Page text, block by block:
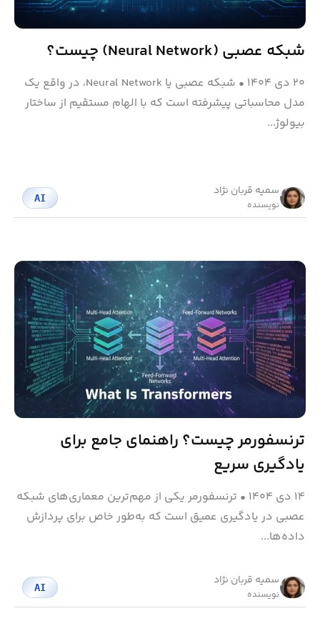
شبکه عصبی (Neural Network) چیست؟
۲۰ دی ۱۴۰۴ •
شبکه عصبی یا Neural Network، در واقع یک
مدل محاسباتی پیشرفته است که با الهام مستقیم از ساختار
بیولوژ...
سمیه قربان نژاد
نویسنده
AI
ترنسفورمر چیست؟ راهنمای جامع برای
یادگیری سریع
۱۴ دی ۱۴۰۴ • ترنسفورمر یکی از مهم‌ترین معماری‌های شبکه
عصبی در یادگیری عمیق است که به‌طور خاص برای پردازش
داده‌ها...
سمیه قربان نژاد
نویسنده
AI